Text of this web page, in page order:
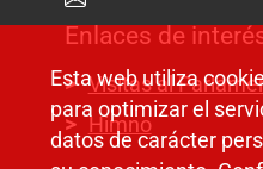
Enlaces de
Visitas al
Himno
Esta web utiliza
para optimizar el
datos de carácter